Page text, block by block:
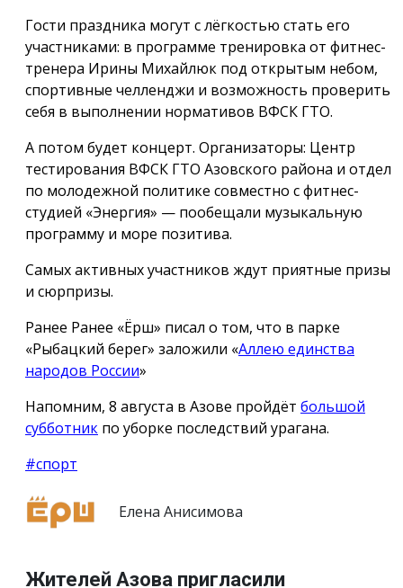
Гости праздника могут с лёгкостью стать его
участниками: в программе тренировка от фитнес-
тренера Ирины Михайлюк под открытым небом,
спортивные челленджи и возможность проверить
себя в выполнении нормативов ВФСК ГТО.
А потом будет концерт. Организаторы: Центр
тестирования ВФСК ГТО Азовского района и отдел
по молодежной политике совместно с фитнес-
студией «Энергия» — пообещали музыкальную
программу и море позитива.
Самых активных участников ждут приятные призы
и сюрпризы.
Ранее Ранее «Ёрш» писал о том, что в парке
«Рыбацкий берег» заложили «Аллею единства
народов России»
Напомним, 8 августа в Азове пройдёт большой
субботник по уборке последствий урагана.
#спорт
Елена Анисимова
Жителей Азова пригласили